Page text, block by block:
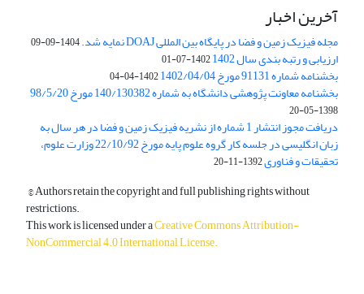
آخرین اخبار
مجله فیزیک زمین و فضا در پایگاه بین المللی DOAJ نمایه شد. 1404-09-09
ارزیابی و رتبه بندی سال 1402 1402-07-01
بخشنامه شماره 91131 مورخ 1402/04/04 1402-04-04
بخشنامه معاونت پژوهشی دانشگاه به شماره 140/130382 مورخ 98/5/20
1398-05-20
دریافت مجوز انتشار 1 شماره از نشریه فیزیک زمین و فضا در هر سال به
زبان انگلیسی در جلسه کار گروه علوم پایه مورخ 22/10/92 وزارت علوم،
تحقیقات و فناوری1392-11-20
© Authors retain the copyright and full publishing rights without
restrictions.
This work is licensed under aCreative Commons Attribution-
NonCommercial 4.0 International License.